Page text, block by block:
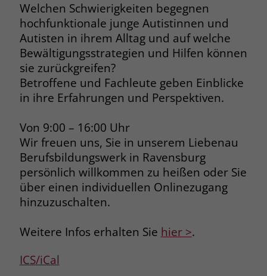
Welchen Schwierigkeiten begegnen
hochfunktionale junge Autistinnen und
Autisten in ihrem Alltag und auf welche
Bewältigungsstrategien und Hilfen können
sie zurückgreifen?
Betroffene und Fachleute geben Einblicke
in ihre Erfahrungen und Perspektiven.
Von 9:00 – 16:00 Uhr
Wir freuen uns, Sie in unserem Liebenau
Berufsbildungswerk in Ravensburg
persönlich willkommen zu heißen oder Sie
über einen individuellen Onlinezugang
hinzuzuschalten.
Weitere Infos erhalten Sie hier >.
ICS/iCal
Name __cf_bm
Anbieter .fonts.net
Laufzeit 30 Minuten
This cookie, set by Cloudflare, is used to
Name JSessionID
Anbieter jobs.stiftung-liebenau.de
Laufzeit Session
Zweck
Behält die Zustände des Benutzers bei
Name _gcl_au
Anbieter Google Ads
Laufzeit 90 Tage
Name _gcl_aw
Anbieter Google Ads
Laufzeit 90 Tage
Dieses Cookie wird gesetzt, wenn ein